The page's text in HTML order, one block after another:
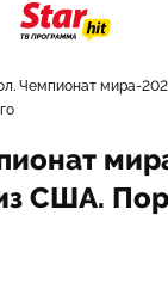
Чемпионат мира-
США.